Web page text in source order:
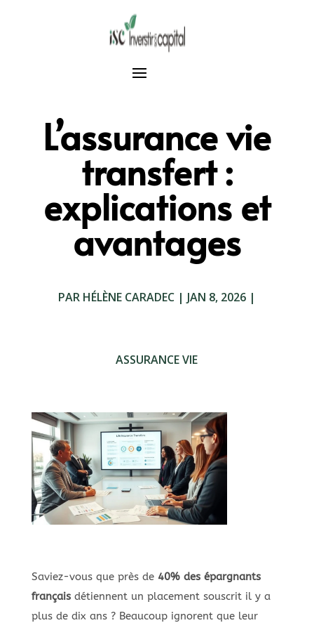
L’assurance vie
transfert :
explications et
avantages
PAR HÉLÈNE CARADEC| JAN 8, 2026|
ASSURANCE VIE
Saviez-vous que près de 40% des épargnants
françaisdétiennent un placement souscrit il y a
plus de dix ans ? Beaucoup ignorent que leur